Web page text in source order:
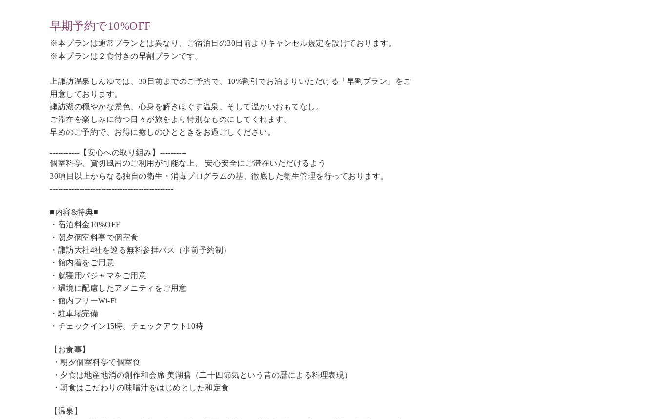
早期予約で10%OFF
※本プランは通常プランとは異なり、ご宿泊日の30日前よりキャンセル規定を設けております。
※本プランは２食付きの早割プランです。
上諏訪温泉しんゆでは、30日前までのご予約で、10%割引でお泊まりいただける「早割プラン」をご
用意しております。
諏訪湖の穏やかな景色、心身を解きほぐす温泉、そして温かいおもてなし。
ご滞在を楽しみに待つ日々が旅をより特別なものにしてくれます。
早めのご予約で、お得に癒しのひとときをお過ごしください。
-----------【安心への取り組み】----------
個室料亭、貸切風呂のご利用が可能な上、 安心安全にご滞在いただけるよう
30項目以上からなる独自の衛生・消毒プログラムの基、徹底した衛生管理を行っております。
----------------------------------------------
■内容&特典■
・宿泊料金10%OFF
・朝夕個室料亭で個室食
・諏訪大社4社を巡る無料参拝バス（事前予約制）
・館内着をご用意
・就寝用パジャマをご用意
・環境に配慮したアメニティをご用意
・館内フリーWi-Fi
・駐車場完備
・チェックイン15時、チェックアウト10時
【お食事】
・朝夕個室料亭で個室食
・夕食は地産地消の創作和会席 美湖膳（二十四節気という昔の暦による料理表現）
・朝食はこだわりの味噌汁をはじめとした和定食
【温泉】